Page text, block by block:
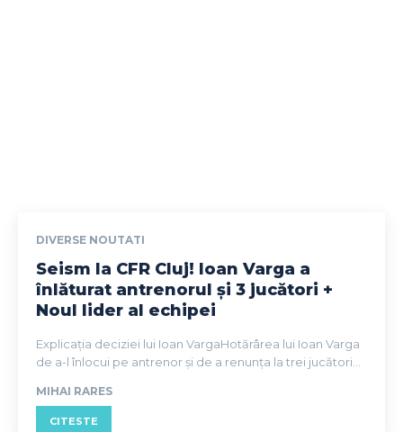
DIVERSE NOUTATI
Seism la CFR Cluj! Ioan Varga a
înlăturat antrenorul și 3 jucători +
Noul lider al echipei
Explicația deciziei lui Ioan VargaHotărârea lui Ioan Varga
de a-l înlocui pe antrenor și de a renunța la trei jucători...
MIHAI RARES
CITESTE